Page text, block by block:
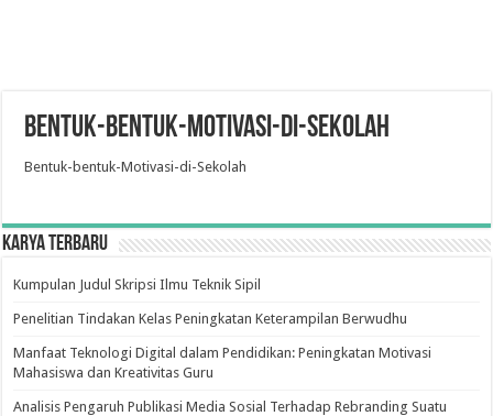
Bentuk-bentuk-Motivasi-di-Sekolah
Bentuk-bentuk-Motivasi-di-Sekolah
Karya Terbaru
Kumpulan Judul Skripsi Ilmu Teknik Sipil
Penelitian Tindakan Kelas Peningkatan Keterampilan Berwudhu
Manfaat Teknologi Digital dalam Pendidikan: Peningkatan Motivasi
Mahasiswa dan Kreativitas Guru
Analisis Pengaruh Publikasi Media Sosial Terhadap Rebranding Suatu